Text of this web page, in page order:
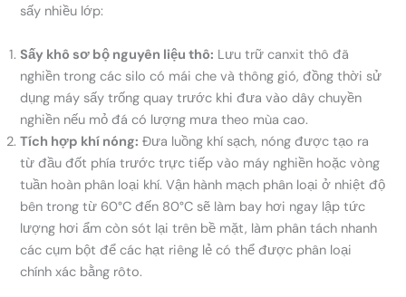
sấy nhiều lớp:
Sấy khô sơ bộ nguyên liệu thô: Lưu trữ canxit thô đã
nghiền trong các silo có mái che và thông gió, đồng thời sử
dụng máy sấy trống quay trước khi đưa vào dây chuyền
nghiền nếu mỏ đá có lượng mưa theo mùa cao.
Tích hợp khí nóng: Đưa luồng khí sạch, nóng được tạo ra
từ đầu đốt phía trước trực tiếp vào máy nghiền hoặc vòng
tuần hoàn phân loại khí. Vận hành mạch phân loại ở nhiệt độ
bên trong từ 60°C đến 80°C sẽ làm bay hơi ngay lập tức
lượng hơi ẩm còn sót lại trên bề mặt, làm phân tách nhanh
các cụm bột để các hạt riêng lẻ có thể được phân loại
chính xác bằng rôto.